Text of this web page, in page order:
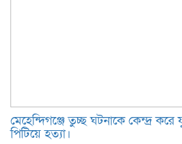
মেহেন্দিগঞ্জে তুচ্ছ ঘটনাকে কেন্দ্র
পিটিয়ে হত্যা।